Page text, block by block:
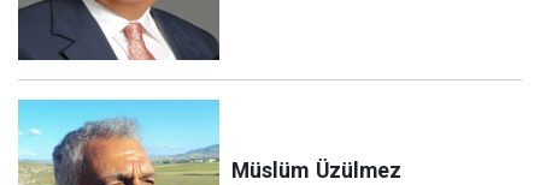
Müslüm Üzülmez